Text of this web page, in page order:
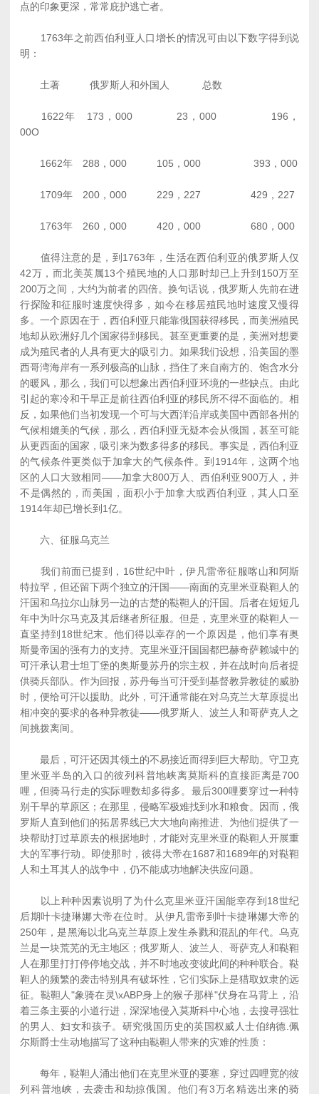
点的印象更深，常常庇护逃亡者。
1763年之前西伯利亚人口增长的情况可由以下数字得到说
明：
土著 俄罗斯人和外国人 总数
1622年 173，000 23，000 196，
00O
1662年 288，000 105，000 393，000
1709年 200，000 229，227 429，227
1763年 260，000 420，000 680，000
值得注意的是，到1763年，生活在西伯利亚的俄罗斯人仅
42万，而北美英属13个殖民地的人口那时却已上升到150万至
200万之间，大约为前者的四倍。换句话说，俄罗斯人先前在进
行探险和征服时速度快得多，如今在移居殖民地时速度又慢得
多。一个原因在于，西伯利亚只能靠俄国获得移民，而美洲殖民
地却从欧洲好几个国家得到移民。甚至更重要的是，美洲对想要
成为殖民者的人具有更大的吸引力。如果我们设想，沿美国的墨
西哥湾海岸有一系列极高的山脉，挡住了来自南方的、饱含水分
的暖风，那么，我们可以想象出西伯利亚环境的一些缺点。由此
引起的寒冷和干旱正是前往西伯利亚的移民所不得不面临的。相
反，如果他们当初发现一个可与大西洋沿岸或美国中西部各州的
气候相媲美的气候，那么，西伯利亚无疑本会从俄国，甚至可能
从更西面的国家，吸引来为数多得多的移民。事实是，西伯利亚
的气候条件更类似于加拿大的气候条件。到1914年，这两个地
区的人口大致相同――加拿大800万人、西伯利亚900万人，并
不是偶然的，而美国，面积小于加拿大或西伯利亚，其人口至
1914年却已增长到1亿。
六、征服乌克兰
我们前面已提到，16世纪中叶，伊凡雷帝征服喀山和阿斯
特拉罕，但还留下两个独立的汗国――南面的克里米亚鞑靼人的
汗国和乌拉尔山脉另一边的古楚的鞑靼人的汗国。后者在短短几
年中为叶尔马克及其后继者所征服。但是，克里米亚的鞑靼人一
直坚持到18世纪末。他们得以幸存的一个原因是，他们享有奥
斯曼帝国的强有力的支持。克里米亚汗国国都巴赫奇萨赖城中的
可汗承认君士坦丁堡的奥斯曼苏丹的宗主权，并在战时向后者提
供骑兵部队。作为回报，苏丹每当可汗受到基督教异教徒的威胁
时，便给可汗以援助。此外，可汗通常能在对乌克兰大草原提出
相冲突的要求的各种异教徒――俄罗斯人、波兰人和哥萨克人之
间挑拨离间。
最后，可汗还因其领土的不易接近而得到巨大帮助。守卫克
里米亚半岛的入口的彼列科普地峡离莫斯科的直接距离是700
哩，但骑马行走的实际哩数却多得多。最后300哩要穿过一种特
别干旱的草原区；在那里，侵略军极难找到水和粮食。因而，俄
罗斯人直到他们的拓居界线已大大地向南推进、为他们提供了一
块帮助打过草原去的根据地时，才能对克里米亚的鞑靼人开展重
大的军事行动。即使那时，彼得大帝在1687和1689年的对鞑靼
人和土耳其人的战争中，仍不能成功地解决供应问题。
以上种种因素说明了为什么克里米亚汗国能幸存到18世纪
后期叶卡捷琳娜大帝在位时。从伊凡雷帝到叶卡捷琳娜大帝的
250年，是黑海以北乌克兰草原上发生杀戮和混乱的年代。乌克
兰是一块荒芜的无主地区；俄罗斯人、波兰人、哥萨克人和鞑靼
人在那里打打停停地交战，并不时地改变彼此间的种种联合。鞑
靼人的频繁的袭击特别具有破坏性，它们实际上是猎取奴隶的远
征。鞑靼人"象骑在灵\xABP身上的猴子那样"伏身在马背上，沿
着三条主要的小道行进，深深地侵入莫斯科中心地，去搜寻强壮
的男人、妇女和孩子。研究俄国历史的英国权威人士伯纳德.佩
尔斯爵士生动地描写了这种由鞑靼人带来的灾难的性质：
每年，鞑靼人涌出他们在克里米亚的要塞，穿过四哩宽的彼
列科普地峡，去袭击和劫掠俄国。他们有3万名精选出来的骑